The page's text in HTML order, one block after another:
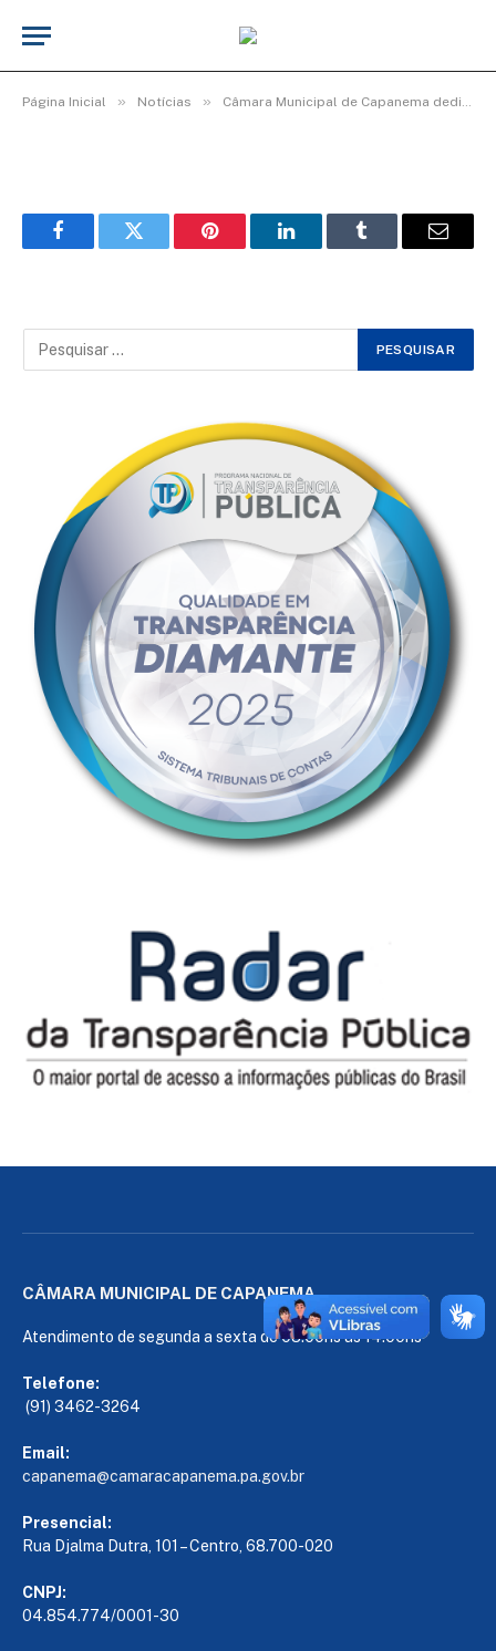
Página Inicial » Notícias » Câmara Municipal de Capanema dedica manhã de homenagens e afeto às mães capanemenses
db4da66bf5cf
FacebookTwitter Pinterest LinkedInTumblr Email
CÂMARA MUNICIPAL DE CAPANEMA
Atendimento de segunda a sexta de 08:00hs às 14:00hs
Telefone:
(91) 3462-3264
Email:
capanema@camaracapanema.pa.gov.br
Presencial:
Rua Djalma Dutra, 101 – Centro, 68.700-020
CNPJ:
04.854.774/0001-30